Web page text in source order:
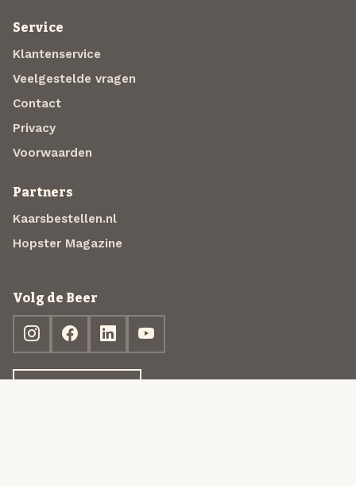
Service
Klantenservice
Veelgestelde vragen
Contact
Privacy
Voorwaarden
Partners
Kaarsbestellen.nl
Hopster Magazine
Volg de Beer